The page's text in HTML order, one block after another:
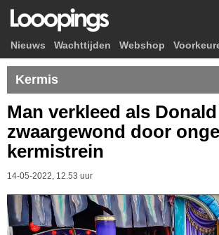
Nieuws Wachttijden Webshop
Kermis
Man verkleed als
zwaargewond door
kermistrein
14-05-2022, 12.53 uur